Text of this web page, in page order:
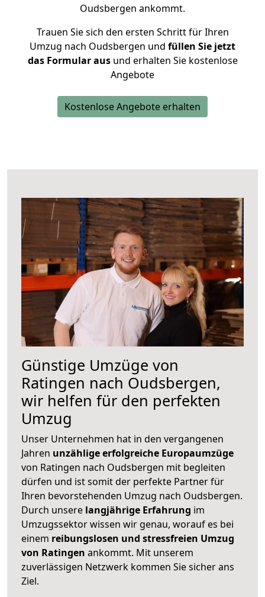
Oudsbergen ankommt.
Trauen Sie sich den ersten Schritt für Ihren
Umzug nach Oudsbergen und füllen Sie jetzt
das Formular ausund erhalten Sie kostenlose
Angebote
Kostenlose Angebote erhalten
Günstige Umzüge von
Ratingen nach Oudsbergen,
wir helfen für den perfekten
Umzug
Unser Unternehmen hat in den vergangenen
Jahren unzählige erfolgreiche Europaumzüge
von Ratingen nach Oudsbergen mit begleiten
dürfen und ist somit der perfekte Partner für
Ihren bevorstehenden Umzug nach Oudsbergen.
Durch unsere langjährige Erfahrung im
Umzugssektor wissen wir genau, worauf es bei
einem reibungslosen und stressfreien Umzug
von Ratingen ankommt. Mit unserem
zuverlässigen Netzwerk kommen Sie sicher ans
Ziel.